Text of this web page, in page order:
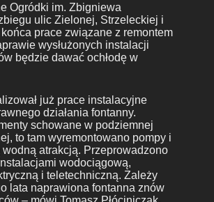
Ogródki im. Zbigniewa
ulic Zielonej, Strzeleckiej i
prace związane z remontem
wysłużonych instalacji
będzie dawać ochłodę w
już prace instalacyjne
działania fontanny.
schowane w podziemnej
to tam wyremontowano pompy i
atrakcją. Przeprowadzono
wodociągową,
i teletechniczną. Zależy
lata naprawiona fontanna znów